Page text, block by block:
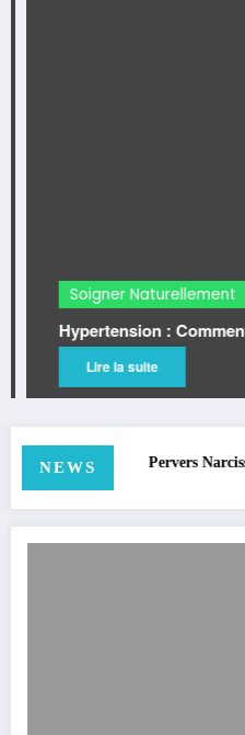
Soigner Naturellement
Hypertension :
Lire la suite
NEWS
Narcissique : Comment Faire